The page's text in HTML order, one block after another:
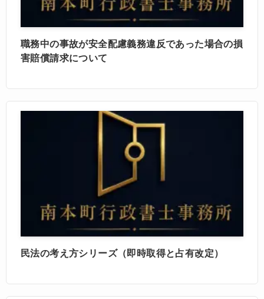
職務中の事故が安全配慮義務違反であった場合の損
害賠償請求について
民法の考え方シリーズ（即時取得と占有改定）